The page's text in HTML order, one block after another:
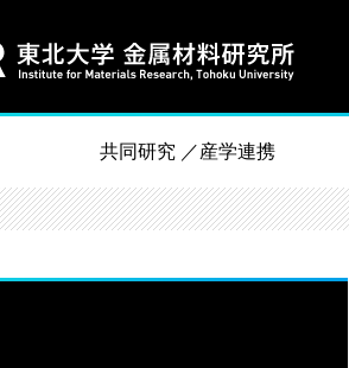
共同研究 ／産学連携